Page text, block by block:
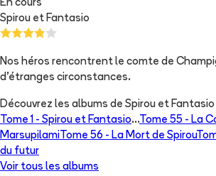
En cours
Spirou et Fantasio
Nos héros rencontrent le comte de
d'étranges circonstances.
Découvrez les albums de Spirou et Fantasio
Tome 1 - Spirou et Fantasio...Tome 55 - La
Marsupilami Tome 56 - La Mort de Spirou
du futur
Voir tous les albums